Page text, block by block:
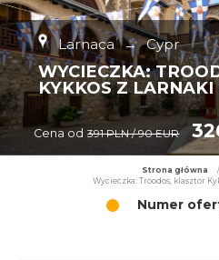
Larnaca → Cypr
WYCIECZKA:
KYKKOS Z
Cena od 391 PLN / 90 EUR
Strona główna /
Wycieczka: Troodos, klasztor
Numer